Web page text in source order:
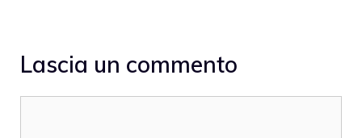
Lascia un commento